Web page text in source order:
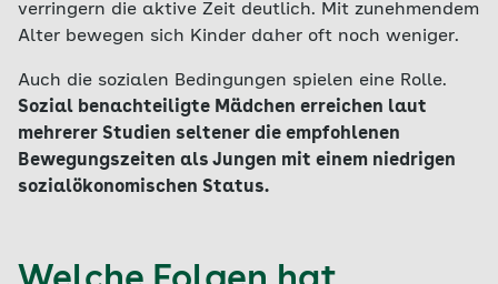
verringern die aktive Zeit deutlich. Mit zunehmendem
Alter bewegen sich Kinder daher oft noch weniger.
Auch die sozialen Bedingungen spielen eine Rolle.
Sozial benachteiligte Mädchen erreichen laut
mehrerer Studien seltener die empfohlenen
Bewegungszeiten als Jungen mit einem niedrigen
sozialökonomischen Status.